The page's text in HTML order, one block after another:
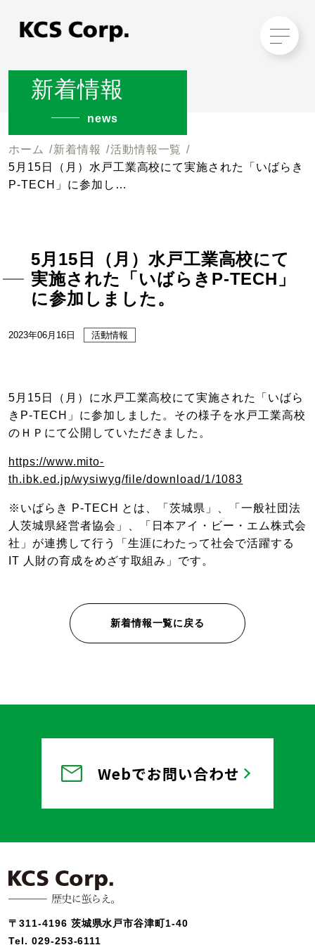
新着情報
news
ホーム 新着情報
活動情報一覧
5月15日（月）水戸工業高校にて実施された「いばらき
P-TECH」に参加し…
5月15日（月）水戸工業高校にて
実施された「いばらきP-TECH」
に参加しました。
2023年06月16日 活動情報
5月15日（月）に水戸工業高校にて実施された「いばら
きP-TECH」に参加しました。その様子を水戸工業高校
のＨＰにて公開していただきました。
https://www.mito-
th.ibk.ed.jp/wysiwyg/file/download/1/1083
※いばらき P-TECH とは、「茨城県」、「一般社団法
人茨城県経営者協会」、「日本アイ・ビー・エム株式会
社」が連携して行う「生涯にわたって社会で活躍する
IT 人財の育成をめざす取組み」です。
新着情報一覧に戻る
Webでお問い合わせ
〒311-4196 茨城県水戸市谷津町1-40
Tel. 029-253-6111